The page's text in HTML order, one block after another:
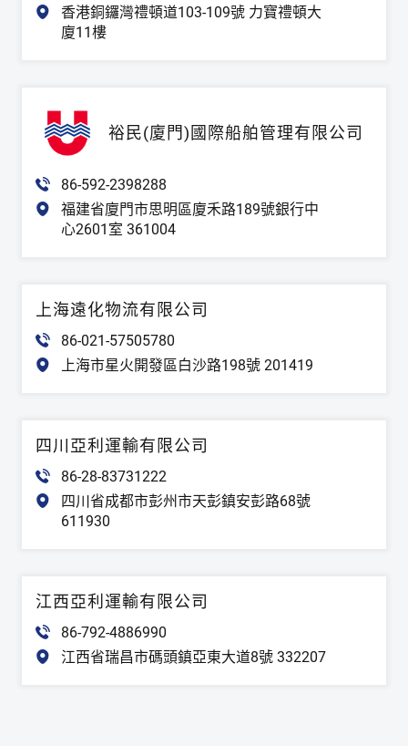
香港銅鑼灣禮頓道103-109號 力寶禮頓大
廈11樓
裕民(廈門)國際船舶管理有限公司
86-592-2398288
福建省廈門市思明區廈禾路189號銀行中
心2601室 361004
上海遠化物流有限公司
86-021-57505780
上海市星火開發區白沙路198號 201419
四川亞利運輸有限公司
86-28-83731222
四川省成都市彭州市天彭鎮安彭路68號
611930
江西亞利運輸有限公司
86-792-4886990
江西省瑞昌市碼頭鎮亞東大道8號 332207